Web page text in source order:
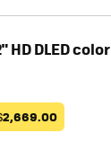
DLED color
2,669.00